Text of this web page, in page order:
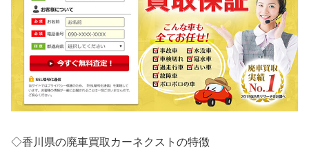
◇香川県の廃車買取カーネクストの特徴